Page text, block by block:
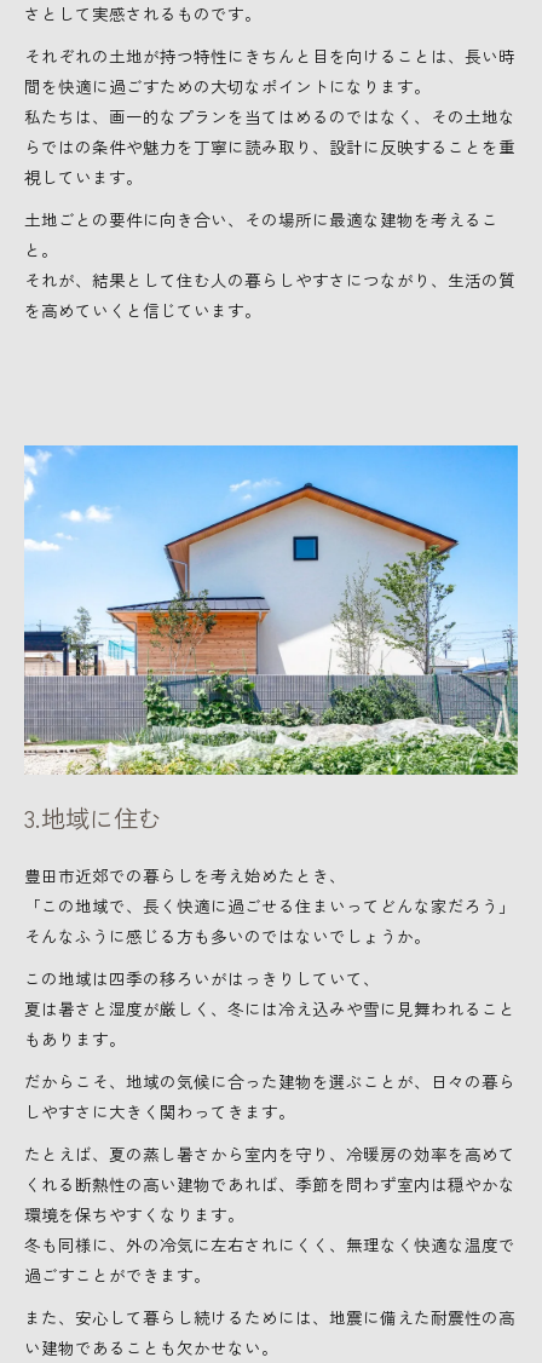
さとして実感されるものです。
それぞれの土地が持つ特性にきちんと目を向けることは、長い時
間を快適に過ごすための大切なポイントになります。
私たちは、画一的なプランを当てはめるのではなく、その土地な
らではの条件や魅力を丁寧に読み取り、設計に反映することを重
視しています。
土地ごとの要件に向き合い、その場所に最適な建物を考えるこ
と。
それが、結果として住む人の暮らしやすさにつながり、生活の質
を高めていくと信じています。
3.地域に住む
豊田市近郊での暮らしを考え始めたとき、
「この地域で、長く快適に過ごせる住まいってどんな家だろう」
そんなふうに感じる方も多いのではないでしょうか。
この地域は四季の移ろいがはっきりしていて、
夏は暑さと湿度が厳しく、冬には冷え込みや雪に見舞われること
もあります。
だからこそ、地域の気候に合った建物を選ぶことが、日々の暮ら
しやすさに大きく関わってきます。
たとえば、夏の蒸し暑さから室内を守り、冷暖房の効率を高めて
くれる断熱性の高い建物であれば、季節を問わず室内は穏やかな
環境を保ちやすくなります。
冬も同様に、外の冷気に左右されにくく、無理なく快適な温度で
過ごすことができます。
また、安心して暮らし続けるためには、地震に備えた耐震性の高
い建物であることも欠かせない。
お問い合わせはこちら